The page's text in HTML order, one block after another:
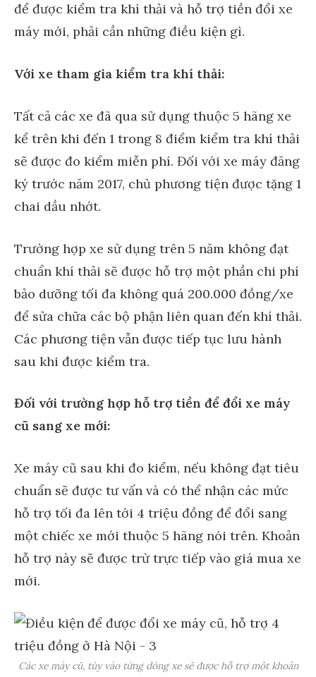
để được kiểm tra khí thải và hỗ trợ tiền đổi xe
máy mới, phải cần những điều kiện gì.
Với xe tham gia kiểm tra khí thải:
Tất cả các xe đã qua sử dụng thuộc 5 hãng xe
kể trên khi đến 1 trong 8 điểm kiểm tra khí thải
sẽ được đo kiểm miễn phí. Đối với xe máy đăng
ký trước năm 2017, chủ phương tiện được tặng 1
chai dầu nhớt.
Trường hợp xe sử dụng trên 5 năm không đạt
chuẩn khí thải sẽ được hỗ trợ một phần chi phí
bảo dưỡng tối đa không quá 200.000 đồng/xe
để sửa chữa các bộ phận liên quan đến khí thải.
Các phương tiện vẫn được tiếp tục lưu hành
sau khi được kiểm tra.
Đối với trường hợp hỗ trợ tiền để đổi xe máy
cũ sang xe mới:
Xe máy cũ sau khi đo kiểm, nếu không đạt tiêu
chuẩn sẽ được tư vấn và có thể nhận các mức
hỗ trợ tối đa lên tới 4 triệu đồng để đổi sang
một chiếc xe mới thuộc 5 hãng nói trên. Khoản
hỗ trợ này sẽ được trừ trực tiếp vào giá mua xe
mới.
Các xe máy cũ, tùy vào từng dòng xe sẽ được hỗ trợ một khoản